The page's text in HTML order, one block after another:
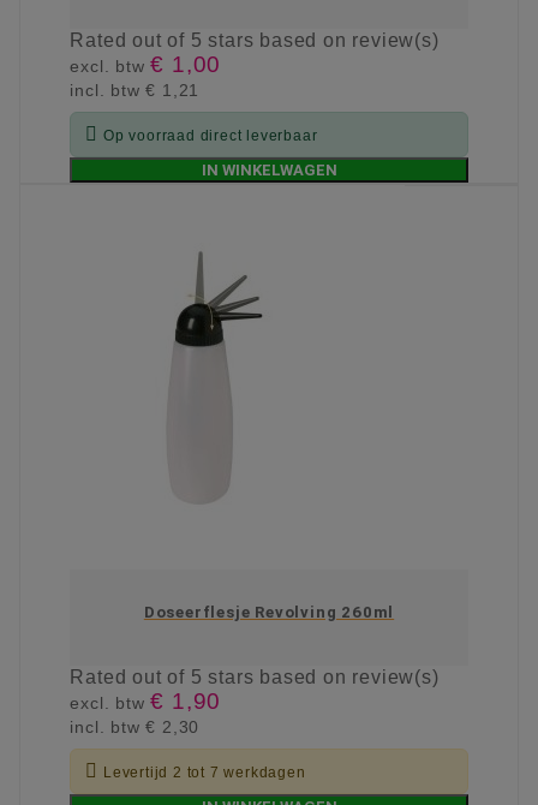
Ratedout of 5 stars based on review(s)
excl. btw€ 1,00
incl. btw€ 1,21
 Op voorraad direct leverbaar
IN WINKELWAGEN
Doseerflesje Revolving 260ml
Ratedout of 5 stars based on review(s)
excl. btw€ 1,90
incl. btw€ 2,30
 Levertijd 2 tot 7 werkdagen